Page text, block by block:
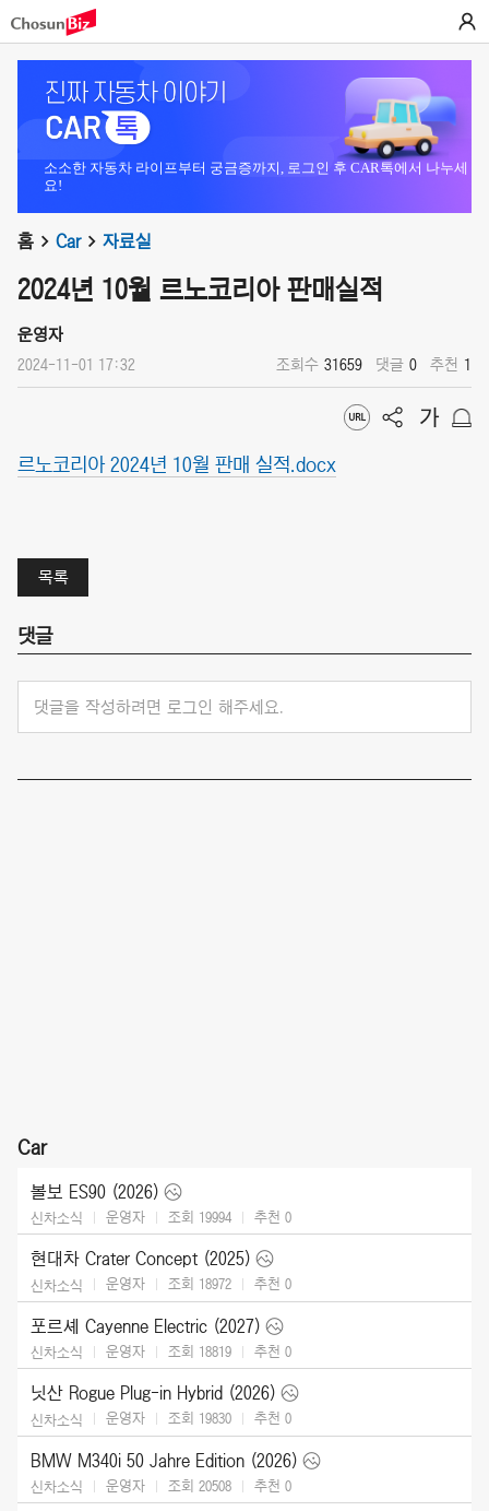
소소한 자동차 라이프부터 궁금증까지, 로그인 후 CAR톡에서 나누세
요!
홈 Car 자료실
2024년 10월 르노코리아 판매실적
운영자
2024-11-01 17:32 조회수 31659 댓글 0 추천 1
르노코리아 2024년 10월 판매 실적.docx
목록
댓글
댓글을 작성하려면 로그인 해주세요.
Car
볼보 ES90 (2026)
신차소식 운영자 조회 19994 추천 0
현대차 Crater Concept (2025)
신차소식 운영자 조회 18972 추천 0
포르셰 Cayenne Electric (2027)
신차소식 운영자 조회 18819 추천 0
닛산 Rogue Plug-in Hybrid (2026)
신차소식 운영자 조회 19830 추천 0
BMW M340i 50 Jahre Edition (2026)
신차소식 운영자 조회 20508 추천 0